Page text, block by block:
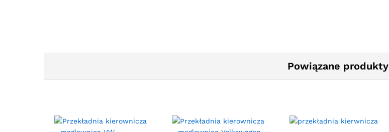
Powiązane produkty